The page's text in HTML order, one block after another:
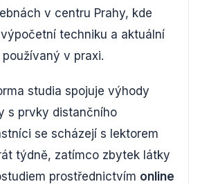
v centru Prahy, kde
techniku a aktuální
v praxi.
studia spojuje výhody
s prvky distančního
se scházejí s lektorem
týdně, zatímco zbytek látky
prostřednictvím online